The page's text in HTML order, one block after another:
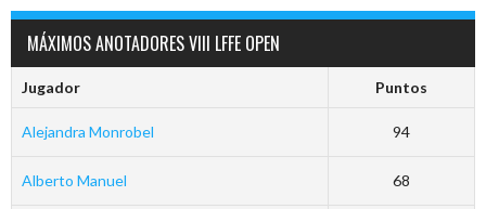
MÁXIMOS ANOTADORES VIII LFFE OPEN
Jugador Puntos
Alejandra Monrobel 94
Alberto Manuel 68